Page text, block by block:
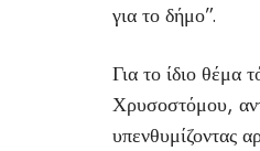
για το δήμο”.
Για το ίδιο
Χρυσοστόμου,
υπενθυμίζοντας